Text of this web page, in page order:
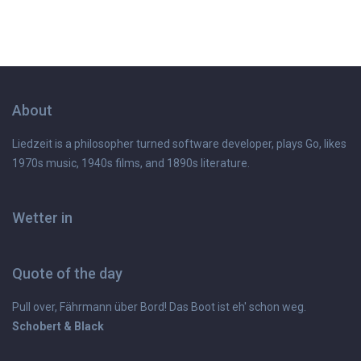
About
Liedzeit is a philosopher turned software developer, plays Go, likes
1970s music, 1940s films, and 1890s literature.
Wetter in
Quote of the day
Pull over, Fährmann über Bord! Das Boot ist eh' schon weg.
Schobert & Black